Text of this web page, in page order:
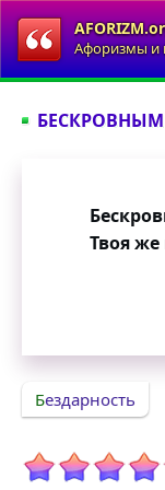
Афоризмы и
БЕСКРОВНЫМ
Твоя же
Бездарность